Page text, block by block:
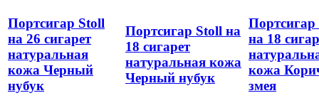
Портсигар Stoll
на 26 сигарет
натуральная
кожа Черный
нубук
Портсигар Stoll на
18 сигарет
натуральная кожа
Черный нубук
Портсигар
на 18
кожа
змея